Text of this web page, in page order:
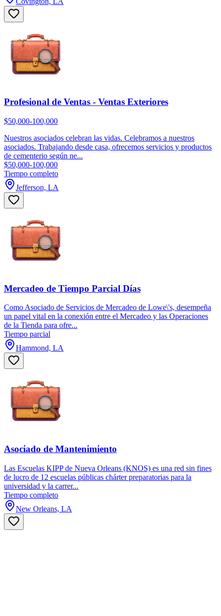
Profesional de Ventas - Ventas Exteriores
$50,000-100,000
Nuestros asociados celebran las vidas. Celebramos a nuestros
asociados. Trabajando desde casa, ofrecemos servicios y productos
de cementerio según ne...
$50,000-100,000
Tiempo completo
Jefferson, LA
Mercadeo de Tiempo Parcial Días
Como Asociado de Servicios de Mercadeo de Lowe\'s, desempeña
un papel vital en la conexión entre el Mercadeo y las Operaciones
de la Tienda para ofre...
Tiempo parcial
Hammond, LA
Asociado de Mantenimiento
Las Escuelas KIPP de Nueva Orleans (KNOS) es una red sin fines
de lucro de 12 escuelas públicas chárter preparatorias para la
universidad y la carrer...
Tiempo completo
New Orleans, LA